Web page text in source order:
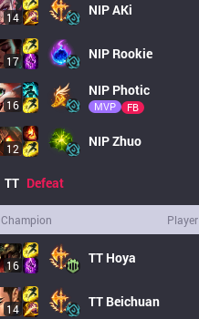
14 NIPAKi
17 NIP Rookie
16
NIP Photic
MVP FB
12 NIPZhuo
TT Defeat
Champion Player
16 TT Hoya
14 TT Beichuan